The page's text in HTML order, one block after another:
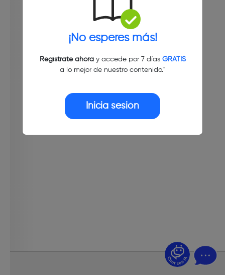
¡No esperes más!
Regístrate ahoray accede por 7 días GRATIS
a lo mejor de nuestro contenido."
Inicia sesión